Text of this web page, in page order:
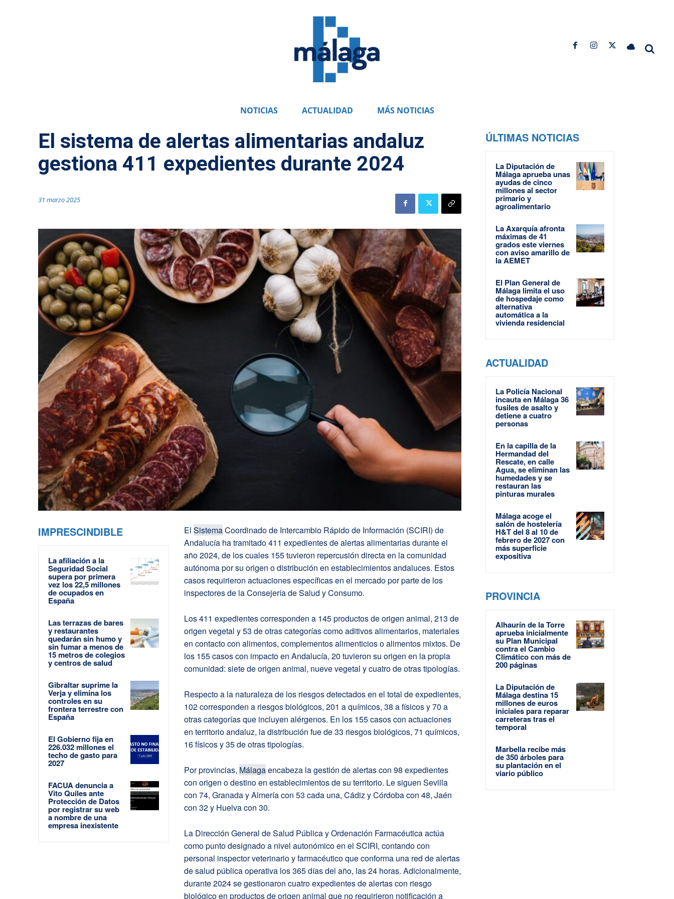
NOTICIAS ACTUALIDAD MÁS NOTICIAS
El sistema de alertas alimentarias andaluz
gestiona 411 expedientes durante 2024
31 marzo 2025
IMPRESCINDIBLE
La afiliación a la
Seguridad Social
supera por primera
vez los 22,5 millones
de ocupados en
España
Las terrazas de bares
y restaurantes
quedarán sin humo y
sin fumar a menos de
15 metros de colegios
y centros de salud
Gibraltar suprime la
Verja y elimina los
controles en su
frontera terrestre con
España
El Gobierno fija en
226.032 millones el
techo de gasto para
2027
FACUA denuncia a
Vito Quiles ante
Protección de Datos
por registrar su web
a nombre de una
empresa inexistente
ElSistemaCoordinado de Intercambio Rápido de Información (SCIRI) de
Andalucía ha tramitado 411 expedientes de alertas alimentarias durante el
año 2024, de los cuales 155 tuvieron repercusión directa en la comunidad
autónoma por su origen o distribución en establecimientos andaluces. Estos
casos requirieron actuaciones específicas en el mercado por parte de los
inspectores de la Consejería de Salud y Consumo.
Los 411 expedientes corresponden a 145 productos de origen animal, 213 de
origen vegetal y 53 de otras categorías como aditivos alimentarios, materiales
en contacto con alimentos, complementos alimenticios o alimentos mixtos. De
los 155 casos con impacto en Andalucía, 20 tuvieron su origen en la propia
comunidad: siete de origen animal, nueve vegetal y cuatro de otras tipologías.
Respecto a la naturaleza de los riesgos detectados en el total de expedientes,
102 corresponden a riesgos biológicos, 201 a químicos, 38 a físicos y 70 a
otras categorías que incluyen alérgenos. En los 155 casos con actuaciones
en territorio andaluz, la distribución fue de 33 riesgos biológicos, 71 químicos,
16 físicos y 35 de otras tipologías.
Por provincias, Málagaencabeza la gestión de alertas con 98 expedientes
con origen o destino en establecimientos de su territorio. Le siguen Sevilla
con 74, Granada y Almería con 53 cada una, Cádiz y Córdoba con 48, Jaén
con 32 y Huelva con 30.
La Dirección General de Salud Pública y Ordenación Farmacéutica actúa
como punto designado a nivel autonómico en el SCIRI, contando con
personal inspector veterinario y farmacéutico que conforma una red de alertas
de salud pública operativa los 365 días del año, las 24 horas. Adicionalmente,
durante 2024 se gestionaron cuatro expedientes de alertas con riesgo
biológico en productos de origen animal que no requirieron notificación a
ÚLTIMAS NOTICIAS
La Diputación de
Málaga aprueba unas
ayudas de cinco
millones al sector
primario y
agroalimentario
La Axarquía afronta
máximas de 41
grados este viernes
con aviso amarillo de
la AEMET
El Plan General de
Málaga limita el uso
de hospedaje como
alternativa
automática a la
vivienda residencial
ACTUALIDAD
La Policía Nacional
incauta en Málaga 36
fusiles de asalto y
detiene a cuatro
personas
En la capilla de la
Hermandad del
Rescate, en calle
Agua, se eliminan las
humedades y se
restauran las
pinturas murales
Málaga acoge el
salón de hostelería
H&T del 8 al 10 de
febrero de 2027 con
más superficie
expositiva
PROVINCIA
Alhaurín de la Torre
aprueba inicialmente
su Plan Municipal
contra el Cambio
Climático con más de
200 páginas
La Diputación de
Málaga destina 15
millones de euros
iniciales para reparar
carreteras tras el
temporal
Marbella recibe más
de 350 árboles para
su plantación en el
viario público